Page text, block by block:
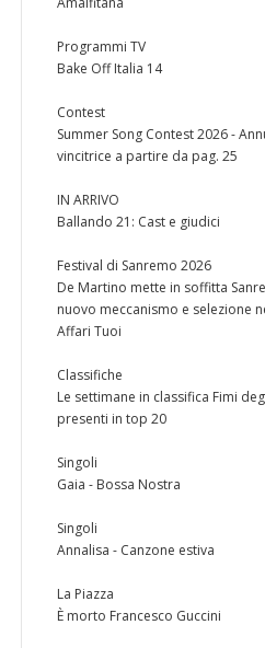
Programmi TV
Bake Off Italia 14
Contest
Summer Song Contest 2026 -
vincitrice a partire da pag. 25
IN ARRIVO
Ballando 21: Cast e giudici
Festival di Sanremo 2026
De Martino mette in soffitta
nuovo meccanismo e selezione
Affari Tuoi
Classifiche
Le settimane in classifica Fimi
presenti in top 20
Singoli
Gaia - Bossa Nostra
Singoli
Annalisa - Canzone estiva
La Piazza
È morto Francesco Guccini